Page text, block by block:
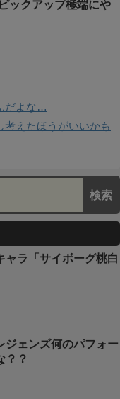
ックアップ極端にや
だよな…
考えたほうがいいかも
ャラ「サイボーグ桃白
ジェンズ何のパフォー
？？